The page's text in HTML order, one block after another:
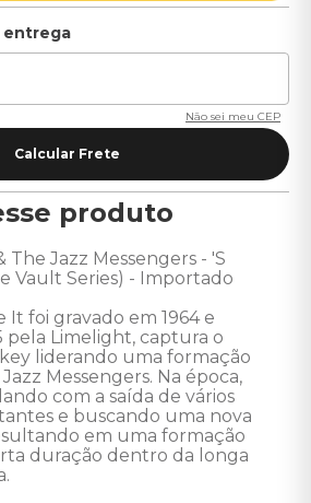
Não sei meu CEP
produto
The Jazz Messengers - 'S
Vault Series) - Importado
It foi gravado em 1964 e
pela Limelight, captura o
liderando uma formação
Messengers. Na época,
com a saída de vários
e buscando uma nova
em uma formação
duração dentro da longa